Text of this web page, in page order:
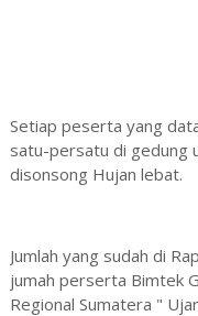
Setiap peserta yang
satu-persatu di gedung
disonsong Hujan lebat.
Jumlah yang sudah di
jumah perserta Bimtek
Regional Sumatera "